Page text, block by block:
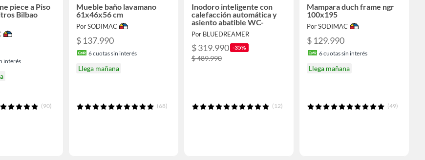
piece a Piso
Bilbao
interés
(90)
Mueble baño lavamano
61x46x56 cm
Por SODIMAC
$ 137.990
6cuotas sin interés
Llega mañana
(68)
Inodoro inteligente con
calefacción automática y
asiento abatible WC-
Por BLUEDREAMER
$ 319.990 -35%
$ 489.990
(12)
Mampara duch frame ngr
100x195
Por SODIMAC
$ 129.990
6cuotas sin interés
Llega mañana
(49)